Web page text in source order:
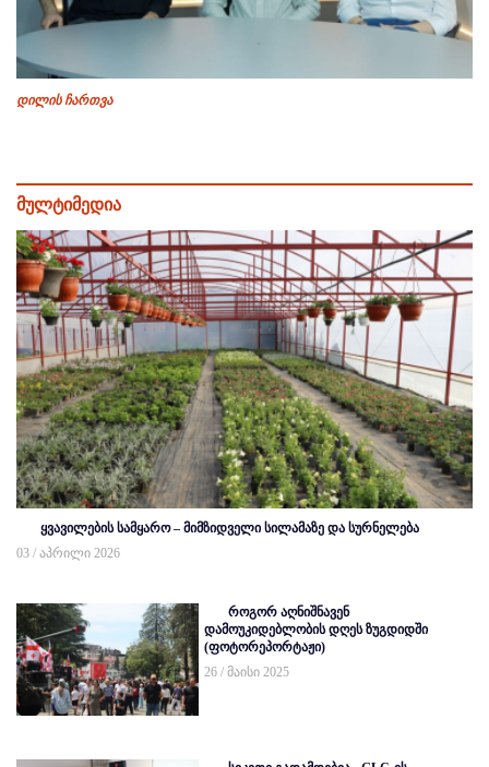
დილის ჩართვა
მულტიმედია
ყვავილების სამყარო – მიმზიდველი სილამაზე და სურნელება
03 / აპრილი 2026
როგორ აღნიშნავენ
დამოუკიდებლობის დღეს ზუგდიდში
(ფოტორეპორტაჟი)
26 / მაისი 2025